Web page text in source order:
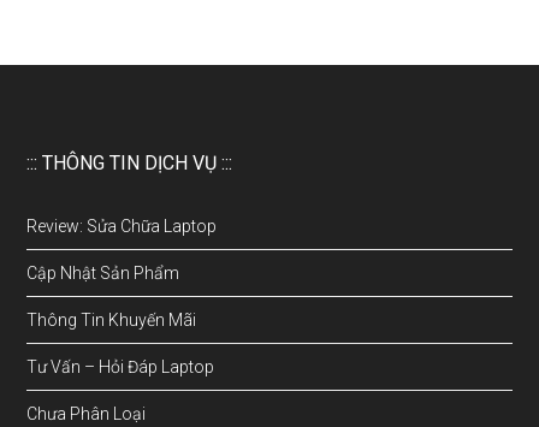
::: THÔNG TIN DỊCH VỤ :::
Review: Sửa Chữa Laptop
Cập Nhật Sản Phẩm
Thông Tin Khuyến Mãi
Tư Vấn – Hỏi Đáp Laptop
Chưa Phân Loại